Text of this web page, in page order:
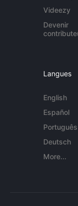
Videezy
Devenir
Langues
English
Español
Português
Deutsch
More...